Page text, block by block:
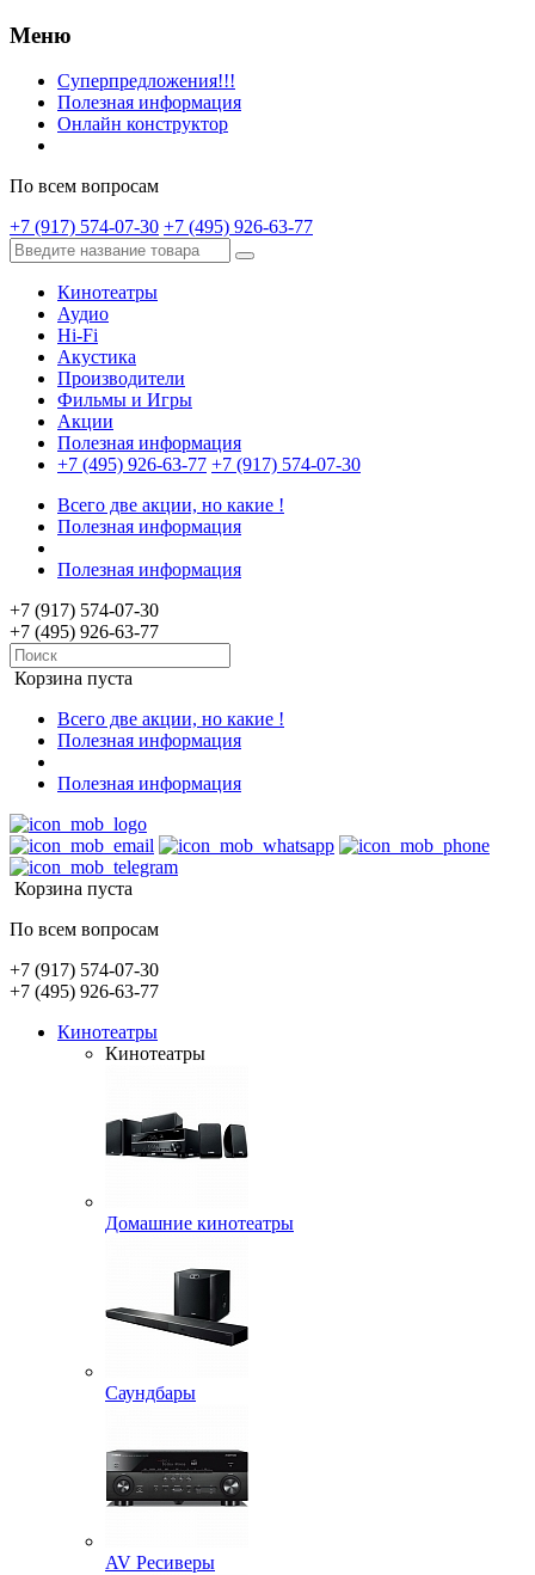
Меню
Суперпредложения!!!
Полезная информация
Онлайн конструктор
По всем вопросам
+7 (917) 574-07-30 +7 (495) 926-63-77
Кинотеатры
Аудио
Hi-Fi
Акустика
Производители
Фильмы и Игры
Акции
Полезная информация
+7 (495) 926-63-77 +7 (917) 574-07-30
Всего две акции, но какие !
Полезная информация
Полезная информация
+7 (917) 574-07-30
+7 (495) 926-63-77
Корзина пуста
Всего две акции, но какие !
Полезная информация
Полезная информация
Корзина пуста
По всем вопросам
+7 (917) 574-07-30
+7 (495) 926-63-77
Кинотеатры
Кинотеатры
Домашние кинотеатры
Саундбары
AV Ресиверы